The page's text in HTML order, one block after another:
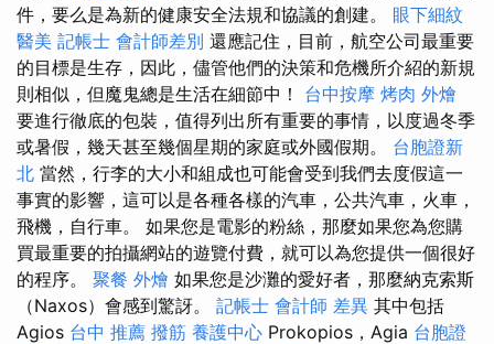
件，要么是為新的健康安全法規和協議的創建。 眼下細紋
醫美 記帳士 會計師差別 還應記住，目前，航空公司最重要
的目標是生存，因此，儘管他們的決策和危機所介紹的新規
則相似，但魔鬼總是生活在細節中！ 台中按摩 烤肉 外燴
要進行徹底的包裝，值得列出所有重要的事情，以度過冬季
或暑假，幾天甚至幾個星期的家庭或外國假期。 台胞證新
北 當然，行李的大小和組成也可能會受到我們去度假這一
事實的影響，這可以是各種各樣的汽車，公共汽車，火車，
飛機，自行車。 如果您是電影的粉絲，那麼如果您為您購
買最重要的拍攝網站的遊覽付費，就可以為您提供一個很好
的程序。 聚餐 外燴 如果您是沙灘的愛好者，那麼納克索斯
（Naxos）會感到驚訝。 記帳士 會計師 差異 其中包括
Agios 台中 推薦 撥筋 養護中心 Prokopios，Agia 台胞證